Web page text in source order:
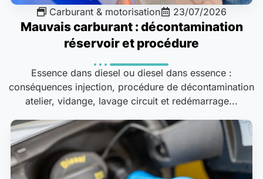
Carburant & motorisation 23/07/2026
Mauvais carburant : décontamination
réservoir et procédure
Essence dans diesel ou diesel dans essence :
conséquences injection, procédure de décontamination
atelier, vidange, lavage circuit et redémarrage...